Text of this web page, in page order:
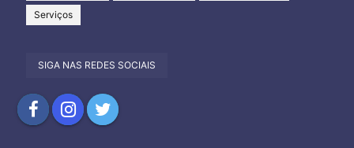
Serviços
SIGA NAS REDES SOCIAIS